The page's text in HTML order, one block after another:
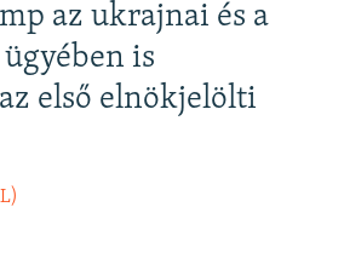
az ukrajnai és a
is
első elnökjelölti